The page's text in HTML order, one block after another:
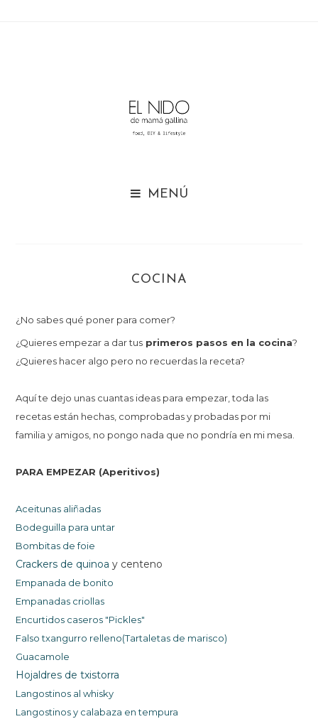

COCINA
¿No sabes qué poner para comer?
¿Quieres empezar a dar tus primeros pasos en la cocina?
¿Quieres hacer algo pero no recuerdas la receta?
Aquí te dejo unas cuantas ideas para empezar, toda las
recetas están hechas, comprobadas y probadas por mi
familia y amigos, no pongo nada que no pondría en mi mesa.
PARA EMPEZAR (Aperitivos)
Aceitunas aliñadas
Bodeguilla para untar
Bombitas de foie
Crackers de quinoa y centeno
Empanada de bonito
Empanadas criollas
Encurtidos caseros "Pickles"
Falso txangurro relleno(Tartaletas de marisco)
Guacamole
Hojaldres de txistorra
Langostinos al whisky
Langostinos y calabaza en tempura